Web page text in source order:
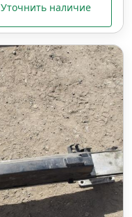
Уточнить наличие